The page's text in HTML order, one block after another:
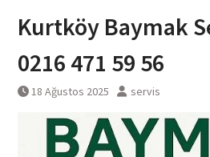
Kurtköy Baymak
0216 471 59 56
18 Ağustos 2025 servis